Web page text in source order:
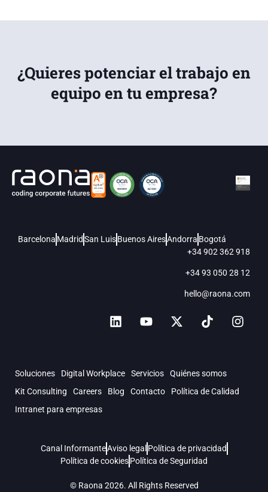
¿Quieres potenciar el trabajo en
equipo en tu empresa?
Barcelona MadridSan LuisBuenos AiresAndorra Bogotá
+34 902 362 918
+34 93 050 28 12
hello@raona.com
Soluciones Digital Workplace Servicios
Quiénes somos
Kit Consulting
Careers Blog Contacto
Política de Calidad
Intranet para empresas
© Raona 2026. All Rights Reserved
Canal InformanteAviso legal Política de privacidad
Política de cookiesPolítica de Seguridad